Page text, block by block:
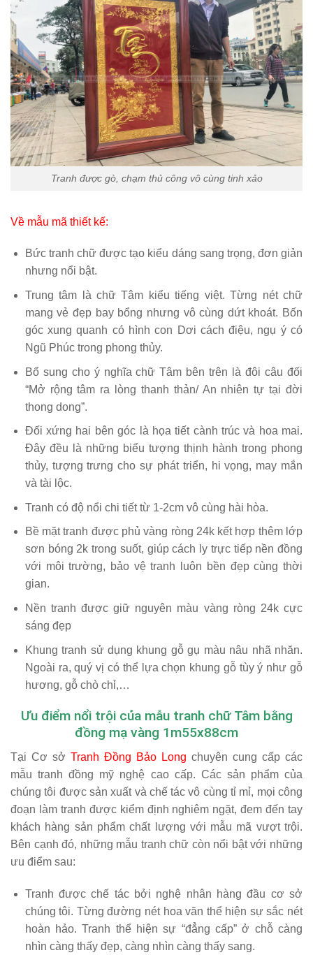
Tranh được gò, chạm thủ công vô cùng tinh xảo
Về mẫu mã thiết kế:
Bức tranh chữ được tạo kiểu dáng sang trọng, đơn giản
nhưng nổi bật.
Trung tâm là chữ Tâm kiểu tiếng việt. Từng nét chữ
mang vẻ đẹp bay bổng nhưng vô cùng dứt khoát. Bốn
góc xung quanh có hình con Dơi cách điệu, ngụ ý có
Ngũ Phúc trong phong thủy.
Bổ sung cho ý nghĩa chữ Tâm bên trên là đôi câu đối
“Mở rộng tâm ra lòng thanh thản/ An nhiên tự tại đời
thong dong”.
Đối xứng hai bên góc là họa tiết cành trúc và hoa mai.
Đây đều là những biểu tượng thịnh hành trong phong
thủy, tượng trưng cho sự phát triển, hi vọng, may mắn
và tài lộc.
Tranh có độ nổi chi tiết từ 1-2cm vô cùng hài hòa.
Bề mặt tranh được phủ vàng ròng 24k kết hợp thêm lớp
sơn bóng 2k trong suốt, giúp cách ly trực tiếp nền đồng
với môi trường, bảo vệ tranh luôn bền đẹp cùng thời
gian.
Nền tranh được giữ nguyên màu vàng ròng 24k cực
sáng đẹp
Khung tranh sử dụng khung gỗ gụ màu nâu nhã nhăn.
Ngoài ra, quý vị có thể lựa chọn khung gỗ tùy ý như gỗ
hương, gỗ chò chỉ,…
Ưu điểm nổi trội của mẫu tranh chữ Tâm bằng
đồng mạ vàng 1m55x88cm
Tại Cơ sở Tranh Đồng Bảo Long chuyên cung cấp các
mẫu tranh đồng mỹ nghệ cao cấp. Các sản phẩm của
chúng tôi được sản xuất và chế tác vô cùng tỉ mỉ, mọi công
đoạn làm tranh được kiểm định nghiêm ngặt, đem đến tay
khách hàng sản phẩm chất lượng với mẫu mã vượt trội.
Bên cạnh đó, những mẫu tranh chữ còn nổi bật với những
ưu điểm sau:
Tranh được chế tác bởi nghệ nhân hàng đầu cơ sở
chúng tôi. Từng đường nét hoa văn thể hiện sự sắc nét
hoàn hảo. Tranh thể hiện sự “đẳng cấp” ở chỗ càng
nhìn càng thấy đẹp, càng nhìn càng thấy sang.